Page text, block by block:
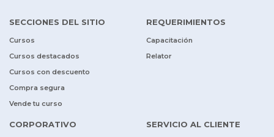
SECCIONES DEL SITIO
Cursos
Cursos destacados
Cursos con descuento
Compra segura
Vende tu curso
REQUERIMIENTOS
Capacitación
Relator
CORPORATIVO SERVICIO AL CLIENTE